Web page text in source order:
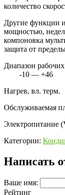
количество
Другие функции
мощностью,
компоновка
защита от
Диапазон
-10 — +46
Нагрев, вл. терм.
Обслуживаемая
Электропитание
Категории:
Написать
Ваше имя:
Рейтинг